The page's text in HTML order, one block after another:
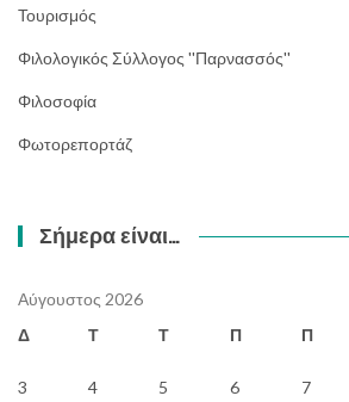
Τουρισμός
Φιλολογικός Σύλλογος ''Παρνασσός''
Φιλοσοφία
Φωτορεπορτάζ
Σήμερα είναι…
Αύγουστος 2026
Δ
Τ Τ Π Π
3
4 5 6 7